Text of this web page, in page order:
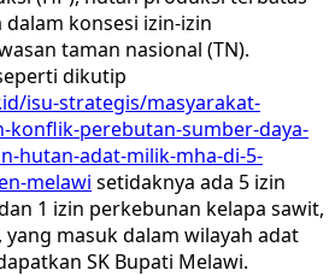
dalam konsesi izin-izin
taman nasional (TN).
dikutip
isu-strategis/masyarakat-
konflik-perebutan-sumber-daya-
hutan-adat-milik-mha-di-5-
melawi setidaknya ada 5 izin
1 izin perkebunan kelapa sawit,
masuk dalam wilayah adat
SK Bupati Melawi.